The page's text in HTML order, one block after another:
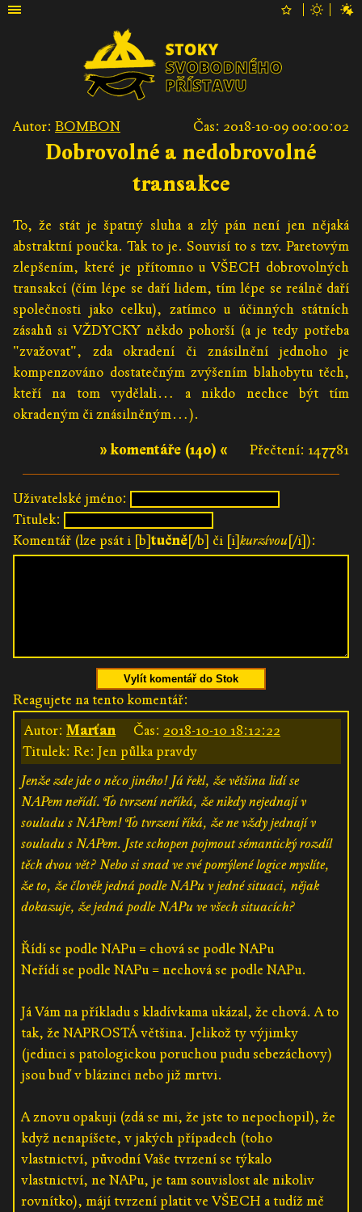
Autor: BOMBON Čas: 2018-10-09 00:00:02
Dobrovolné a nedobrovolné
transakce
To, že stát je špatný sluha a zlý pán není jen nějaká
abstraktní poučka. Tak to je. Souvisí to s tzv. Paretovým
zlepšením, které je přítomno u VŠECH dobrovolných
transakcí (čím lépe se daří lidem, tím lépe se reálně daří
společnosti jako celku), zatímco u účinných státních
zásahů si VŽDYCKY někdo pohorší (a je tedy potřeba
"zvažovat", zda okradení či znásilnění jednoho je
kompenzováno dostatečným zvýšením blahobytu těch,
kteří na tom vydělali… a nikdo nechce být tím
okradeným či znásilněným…).
Přečtení: 147781
» komentáře (140) «
Uživatelské jméno:
Titulek:
Komentář (lze psát i [b]tučně[/b] či [i]kurzívou[/i]):
Vylít komentář do Stok
Reagujete na tento komentář:
Autor: Marťan Čas: 2018-10-10 18:12:22
Titulek: Re: Jen půlka pravdy
Jenže zde jde o něco jiného! Já řekl, že většina lidí se
NAPem neřídí. To tvrzení neříká, že nikdy nejednají v
souladu s NAPem! To tvrzení říká, že ne vždy jednají v
souladu s NAPem. Jste schopen pojmout sémantický rozdíl
těch dvou vět? Nebo si snad ve své pomýlené logice myslíte,
že to, že člověk jedná podle NAPu v jedné situaci, nějak
dokazuje, že jedná podle NAPu ve všech situacích?
Řídí se podle NAPu = chová se podle NAPu
Neřídí se podle NAPu = nechová se podle NAPu.
Já Vám na příkladu s kladívkama ukázal, že chová. A to
tak, že NAPROSTÁ většina. Jelikož ty výjimky
(jedinci s patologickou poruchou pudu sebezáchovy)
jsou buď v blázinci nebo již mrtvi.
A znovu opakuji (zdá se mi, že jste to nepochopil), že
když nenapíšete, v jakých případech (toho
vlastnictví, původní Vaše tvrzení se týkalo
vlastnictví, ne NAPu, je tam souvislost ale nikoliv
rovnítko), májí tvrzení platit ve VŠECH a tudíž mě